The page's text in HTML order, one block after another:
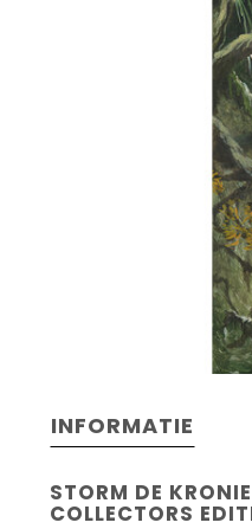
INFORMATIE
STORM DE
COLLECTORS